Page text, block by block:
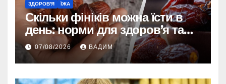
ЗДОРОВ'Я ЇЖА
Скільки фініків можна їсти в
день: норми для здоров’я та
енергії
07/08/2026 ВАДИМ